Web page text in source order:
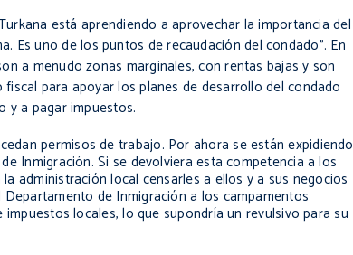
está aprendiendo a aprovechar la importancia del
. Es uno de los puntos de recaudación del condado”. En
a menudo zonas marginales, con rentas bajas y son
para apoyar los planes de desarrollo del condado
y a pagar impuestos.
permisos de trabajo. Por ahora se están expidiendo
Inmigración. Si se devolviera esta competencia a los
administración local censarles a ellos y a sus negocios
de Inmigración a los campamentos
locales, lo que supondría un revulsivo para su